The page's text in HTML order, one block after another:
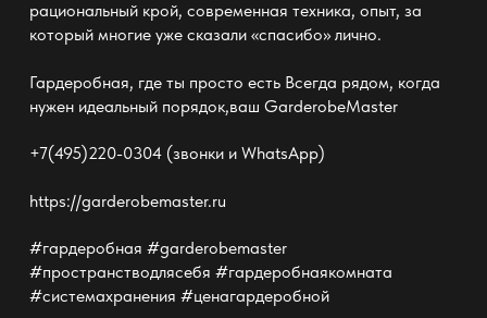
рациональный крой, современная техника, опыт, за
который многие уже сказали «спасибо» лично.
Гардеробная, где ты просто есть Всегда рядом, когда
нужен идеальный порядок,ваш GarderobeMaster
+7(495)220-0304 (звонки и WhatsApp)
https://garderobemaster.ru
#гардеробная #garderobemaster
#пространстводлясебя #гардеробнаякомната
#системахранения #ценагардеробной